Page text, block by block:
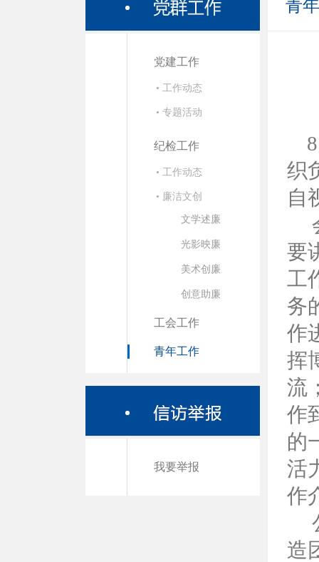
党建工作
• 工作动态
• 专题活动
纪检工作
• 工作动态
• 廉洁文创
文学述廉
光影映廉
美术创廉
创意助廉
工会工作
青年工作
我要举报
青
织
自
要
工
务
作
挥
流
作
的
活
作
造